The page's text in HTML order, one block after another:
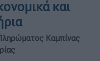
και
Καμπίνας